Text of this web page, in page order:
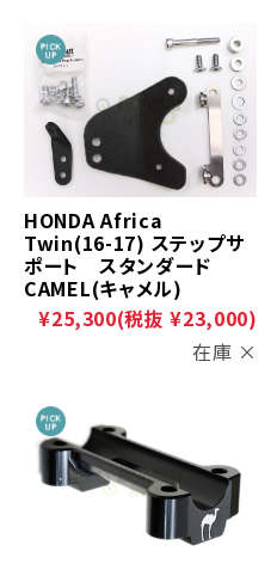
HONDA Africa
Twin(16-17) ステップサ
ポート スタンダード
CAMEL(キャメル)
¥25,300(税抜 ¥23,000)
在庫 ×